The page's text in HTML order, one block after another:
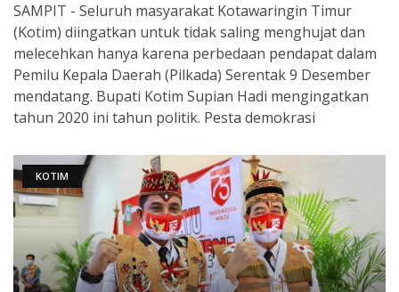
SAMPIT - Seluruh masyarakat Kotawaringin Timur
(Kotim) diingatkan untuk tidak saling menghujat dan
melecehkan hanya karena perbedaan pendapat dalam
Pemilu Kepala Daerah (Pilkada) Serentak 9 Desember
mendatang. Bupati Kotim Supian Hadi mengingatkan
tahun 2020 ini tahun politik. Pesta demokrasi
KOTIM